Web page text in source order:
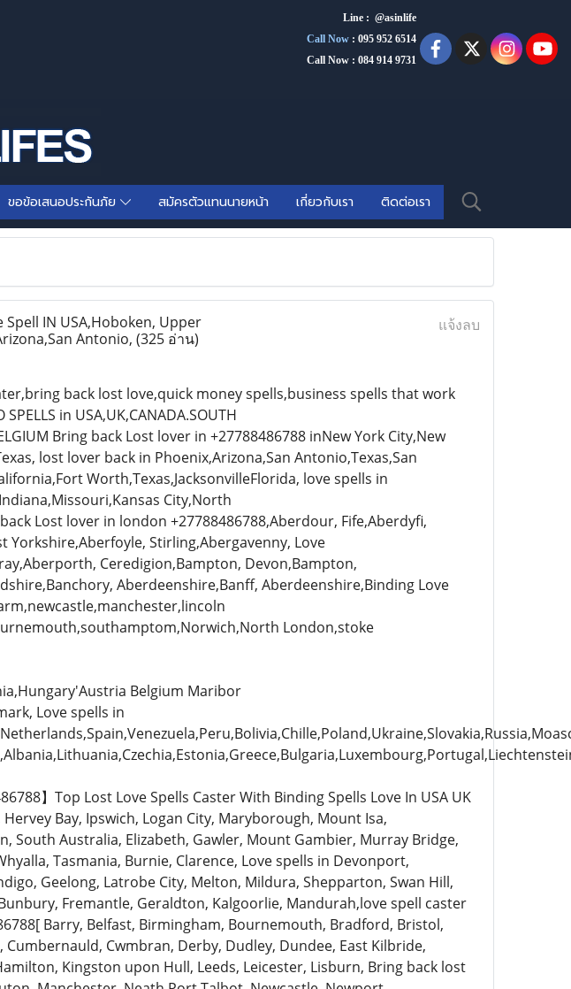
Line : @asinlife
Call Now : 095 952 6514
Call Now : 084 914 9731
ขอข้อเสนอประกันภัย สมัครตัวแทนนายหน้า เกี่ยวกับเรา ติดต่อเรา
IN USA,Hoboken, Upper
Antonio, (325 อ่าน)
แจ้งลบ
back lost love,quick money spells,business spells that work
in USA,UK,CANADA.SOUTH
Bring back Lost lover in +27788486788 inNew York City,New
lost lover back in Phoenix,Arizona,San Antonio,Texas,San
Worth,Texas,JacksonvilleFlorida, love spells in
City,North
Lost lover in london +27788486788,Aberdour, Fife,Aberdyfi,
Stirling,Abergavenny, Love
Ceredigion,Bampton, Devon,Bampton,
Aberdeenshire,Banff, Aberdeenshire,Binding Love
London,stoke
Belgium Maribor
Love spells in
】Top Lost Love Spells Caster With Binding Spells Love In USA UK
Bay, Ipswich, Logan City, Maryborough, Mount Isa,
South Australia, Elizabeth, Gawler, Mount Gambier, Murray Bridge,
Tasmania, Burnie, Clarence, Love spells in Devonport,
Geelong, Latrobe City, Melton, Mildura, Shepparton, Swan Hill,
Fremantle, Geraldton, Kalgoorlie, Mandurah,love spell caster
Barry, Belfast, Birmingham, Bournemouth, Bradford, Bristol,
Cwmbran, Derby, Dudley, Dundee, East Kilbride,
Kingston upon Hull, Leeds, Leicester, Lisburn, Bring back lost